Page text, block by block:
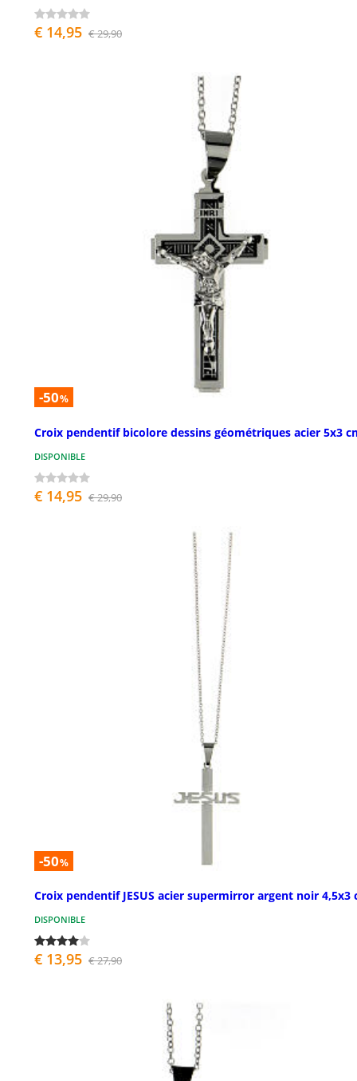
€ 14,95 € 29,90
-50%
Croix pendentif bicolore dessins géométriques acier 5x3
DISPONIBLE
€ 14,95 € 29,90
-50%
Croix pendentif JESUS acier supermirror argent noir 4,5x3
DISPONIBLE
€ 13,95 € 27,90